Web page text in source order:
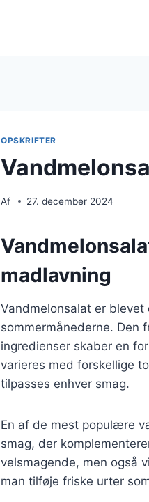
OPSKRIFTER
Af 27. december 2024
madlavning
Vandmelonsalat er
sommermånederne. Den
ingredienser skaber en
varieres med forskellige
tilpasses enhver smag.
En af de mest populære
smag, der
velsmagende, men også
man tilføje friske urter